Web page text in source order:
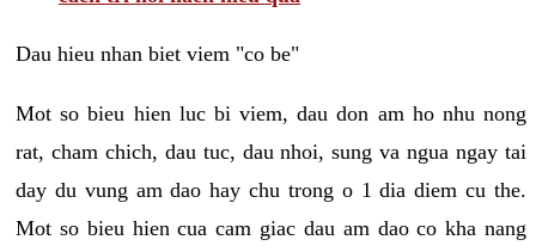
Dau hieu nhan biet viem "co be"
Mot so bieu hien luc bi viem, dau don am ho nhu nong
rat, cham chich, dau tuc, dau nhoi, sung va ngua ngay tai
day du vung am dao hay chu trong o 1 dia diem cu the.
Mot so bieu hien cua cam giac dau am dao co kha nang